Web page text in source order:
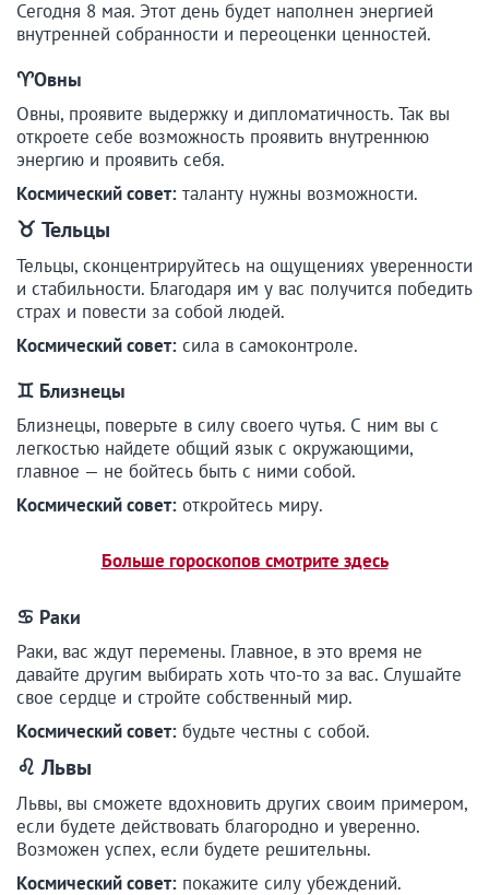
Сегодня 8 мая. Этот день будет наполнен энергией
внутренней собранности и переоценки ценностей.
♈️Овны
Овны, проявите выдержку и дипломатичность. Так вы
откроете себе возможность проявить внутреннюю
энергию и проявить себя.
Космический совет: таланту нужны возможности.
♉ Тельцы
Тельцы, сконцентрируйтесь на ощущениях уверенности
и стабильности. Благодаря им у вас получится победить
страх и повести за собой людей.
Космический совет: сила в самоконтроле.
♊ Близнецы
Близнецы, поверьте в силу своего чутья. С ним вы с
легкостью найдете общий язык с окружающими,
главное — не бойтесь быть с ними собой.
Космический совет: откройтесь миру.
Больше гороскопов смотрите здесь
♋ Раки
Раки, вас ждут перемены. Главное, в это время не
давайте другим выбирать хоть что-то за вас. Слушайте
свое сердце и стройте собственный мир.
Космический совет: будьте честны с собой.
♌ Львы
Львы, вы сможете вдохновить других своим примером,
если будете действовать благородно и уверенно.
Возможен успех, если будете решительны.
Космический совет: покажите силу убеждений.